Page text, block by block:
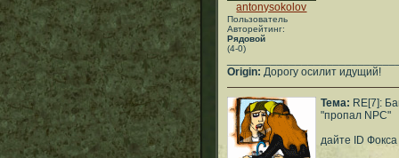
antonysokolov
Пользователь
Авторейтинг:
Рядовой
(4-0)
Origin: Дорогу осилит идущий!
Тема: RE[7]:
"пропал NPC"
дайте ID Фокса